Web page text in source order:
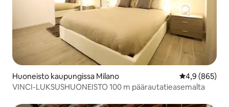
Huoneisto kaupungissa Milano
4,9 (865)
VINCI-LUKSUSHUONEISTO 100 m päärautatieasemalta